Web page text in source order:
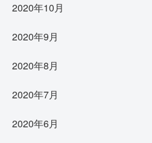
2020年10月
2020年9月
2020年8月
2020年7月
2020年6月